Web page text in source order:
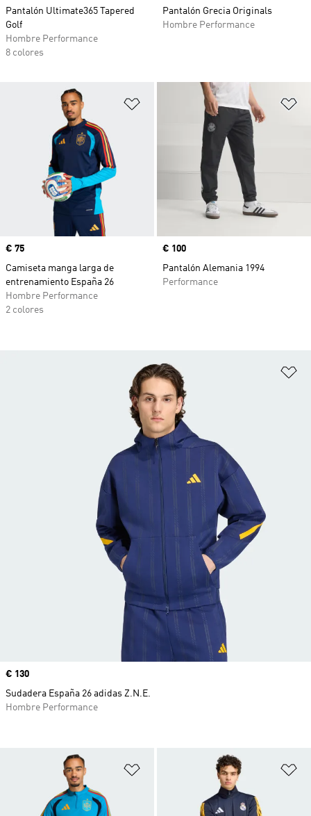
Pantalón Ultimate365 Tapered
Golf
Hombre Performance
8 colores
Pantalón Grecia Originals
Hombre Performance
Añadir a la lista de deseos
Precio
€ 75
Camiseta manga larga de
entrenamiento España 26
Hombre Performance
2 colores
Precio
€ 100
Pantalón Alemania 1994
Performance
Añadir a la lista de deseos
Precio
€ 130
Sudadera España 26 adidas Z.N.E.
Hombre Performance